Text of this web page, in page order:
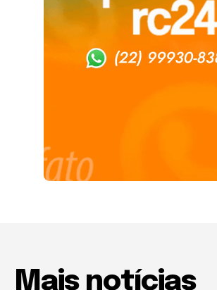
Mais notícias